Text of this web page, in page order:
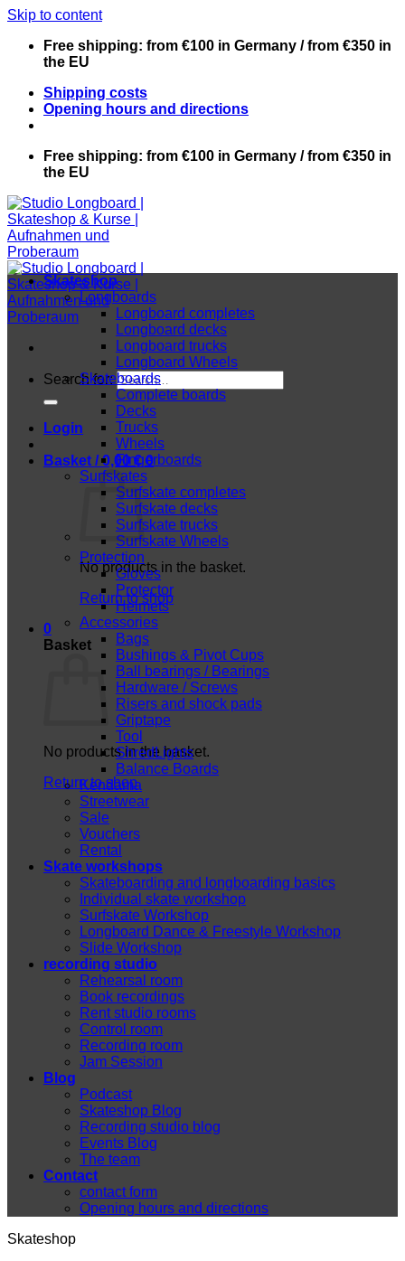
Skip to content
Free shipping: from €100 in Germany / from €350 in
the EU
Shipping costs
Opening hours and directions
Free shipping: from €100 in Germany / from €350 in
the EU
Search for:
Login
Basket /0,00€ 0
No products in the basket.
Return to shop
0
Basket
No products in the basket.
Return to shop
Skateshop
Longboards
Longboard completes
Longboard decks
Longboard trucks
Longboard Wheels
Skateboards
Complete boards
Decks
Trucks
Wheels
Fingerboards
Surfskates
Surfskate completes
Surfskate decks
Surfskate trucks
Surfskate Wheels
Protection
Gloves
Protector
Helmets
Accessories
Bags
Bushings & Pivot Cups
Ball bearings / Bearings
Hardware / Screws
Risers and shock pads
Griptape
Tool
ShredLights
Balance Boards
Kendama
Streetwear
Sale
Vouchers
Rental
Skate workshops
Skateboarding and longboarding basics
Individual skate workshop
Surfskate Workshop
Longboard Dance & Freestyle Workshop
Slide Workshop
recording studio
Rehearsal room
Book recordings
Rent studio rooms
Control room
Recording room
Jam Session
Blog
Podcast
Skateshop Blog
Recording studio blog
Events Blog
The team
Contact
contact form
Opening hours and directions
Skateshop